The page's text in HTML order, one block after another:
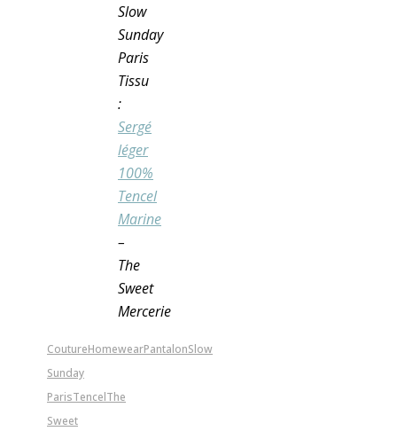
Slow
Sunday
Paris
Tissu
:
Sergé
léger
100%
Tencel
Marine
–
The
Sweet
Mercerie
CoutureHomewearPantalonSlow
Sunday
ParisTencelThe
Sweet